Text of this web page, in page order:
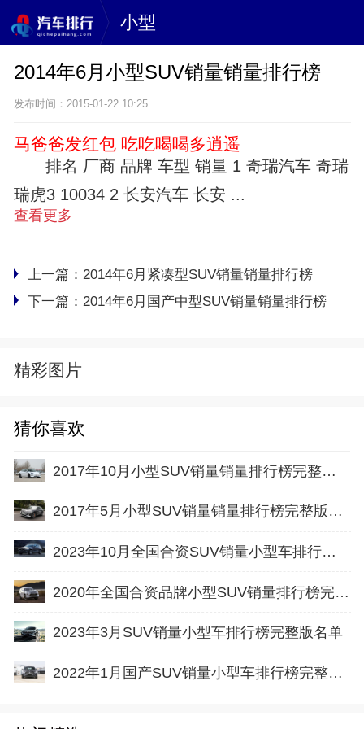
小型
2014年6月小型SUV销量销量排行榜
发布时间：2015-01-22 10:25
马爸爸发红包 吃吃喝喝多逍遥
排名 厂商 品牌 车型 销量 1 奇瑞汽车 奇瑞
瑞虎3 10034 2 长安汽车 长安 ...
查看更多
上一篇： 2014年6月紧凑型SUV销量销量排行榜
下一篇： 2014年6月国产中型SUV销量销量排行榜
精彩图片
猜你喜欢
2017年10月小型SUV销量销量排行榜完整版名单
2017年5月小型SUV销量销量排行榜完整版名单
2023年10月全国合资SUV销量小型车排行榜完整版(批发量
2020年全国合资品牌小型SUV销量排行榜完整版名单
2023年3月SUV销量小型车排行榜完整版名单
2022年1月国产SUV销量小型车排行榜完整版名单